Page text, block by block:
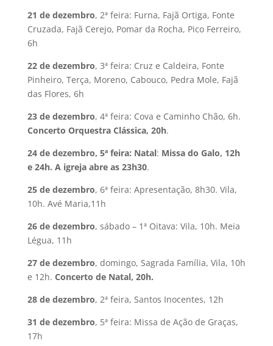
21 de dezembro, 2ª feira: Furna, Fajã Ortiga, Fonte
Cruzada, Fajã Cerejo, Pomar da Rocha, Pico Ferreiro,
6h
22 de dezembro, 3ª feira: Cruz e Caldeira, Fonte
Pinheiro, Terça, Moreno, Cabouco, Pedra Mole, Fajã
das Flores, 6h
23 de dezembro, 4ª feira: Cova e Caminho Chão, 6h.
Concerto Orquestra Clássica, 20h.
24 de dezembro, 5ª feira: Natal: Missa do Galo, 12h
e 24h. A igreja abre as 23h30.
25 de dezembro, 6ª feira: Apresentação, 8h30. Vila,
10h. Avé Maria,11h
26 de dezembro, sábado – 1ª Oitava: Vila, 10h. Meia
Légua, 11h
27 de dezembro, domingo, Sagrada Família, Vila, 10h
e 12h. Concerto de Natal, 20h.
28 de dezembro, 2ª feira, Santos Inocentes, 12h
31 de dezembro, 5ª feira: Missa de Ação de Graças,
17h